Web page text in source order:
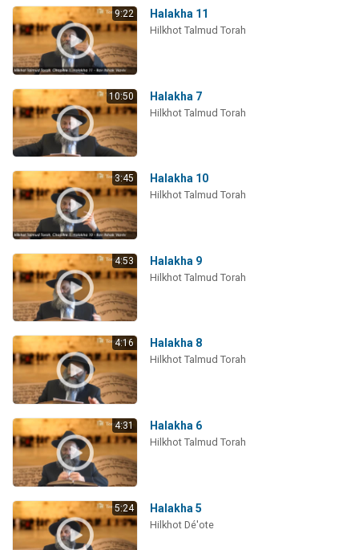
9:22 Halakha 11
Hilkhot Talmud Torah
10:50 Halakha 7
Hilkhot Talmud Torah
3:45 Halakha 10
Hilkhot Talmud Torah
4:53 Halakha 9
Hilkhot Talmud Torah
4:16 Halakha 8
Hilkhot Talmud Torah
4:31 Halakha 6
Hilkhot Talmud Torah
5:24 Halakha 5
Hilkhot Dé'ote